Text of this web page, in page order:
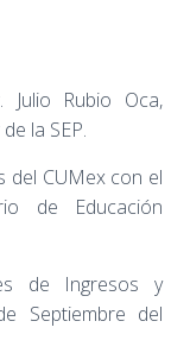
Rubio Oca,
la SEP.
del CUMex con el
de Educación
de Ingresos y
Septiembre del